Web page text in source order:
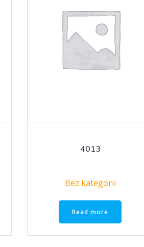
4013
Bez kategorii
Read more